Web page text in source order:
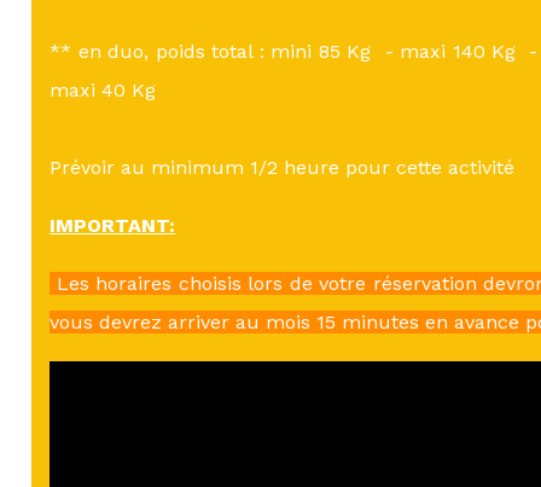
** en duo, poids total : mini 85 Kg - maxi 140 Kg -
maxi 40 Kg
Prévoir au minimum 1/2 heure pour cette activité
IMPORTANT:
Les horaires choisis lors de votre réservation
vous devrez arriver au mois 15 minutes en avance